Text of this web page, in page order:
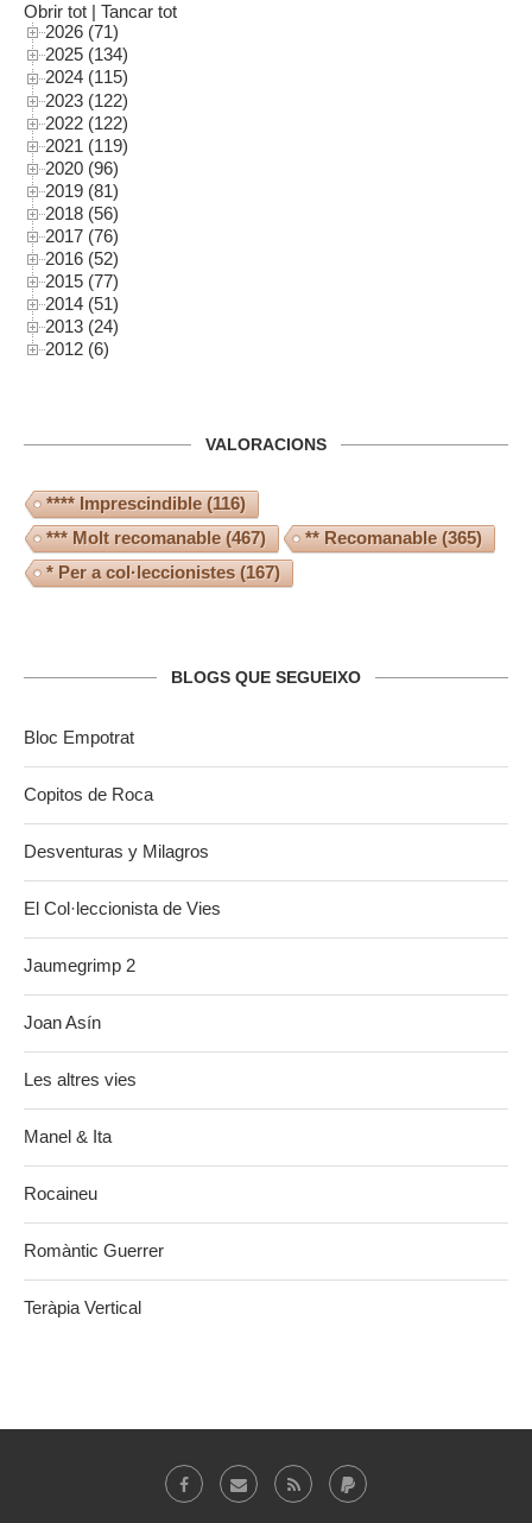
Obrir tot | Tancar tot
2026 (71)
2025 (134)
2024 (115)
2023 (122)
2022 (122)
2021 (119)
2020 (96)
2019 (81)
2018 (56)
2017 (76)
2016 (52)
2015 (77)
2014 (51)
2013 (24)
2012 (6)
VALORACIONS
**** Imprescindible(116)
*** Molt recomanable(467) ** Recomanable(365)
* Per a col·leccionistes (167)
BLOGS QUE SEGUEIXO
Bloc Empotrat
Copitos de Roca
Desventuras y Milagros
El Col·leccionista de Vies
Jaumegrimp 2
Joan Asín
Les altres vies
Manel & Ita
Rocaineu
Romàntic Guerrer
Teràpia Vertical